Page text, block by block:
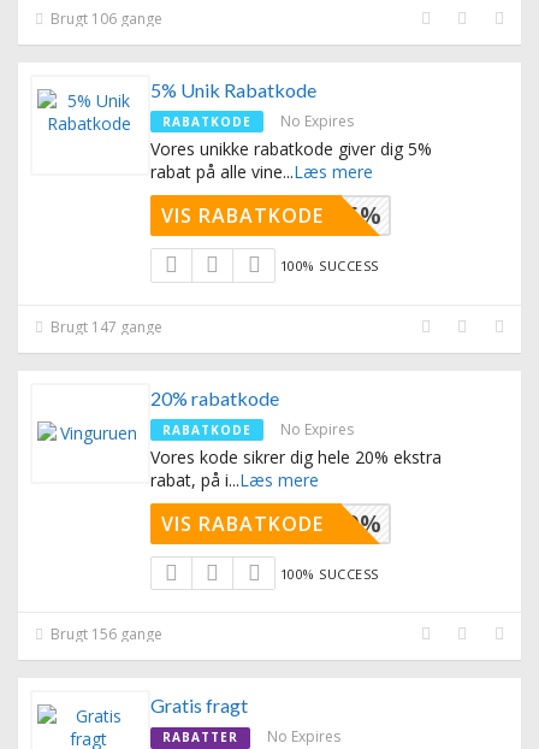
Brugt 106 gange
5% Unik Rabatkode
RABATKODE No Expires
Vores unikke rabatkode giver dig 5%
rabat på alle vine...Læs mere
POWER-5%
VIS RABATKODE
100% SUCCESS
Brugt 147 gange
20% rabatkode
RABATKODE No Expires
Vores kode sikrer dig hele 20% ekstra
rabat, på i...Læs mere
URUEN20%
VIS RABATKODE
100% SUCCESS
Brugt 156 gange
Gratis fragt
RABATTER No Expires